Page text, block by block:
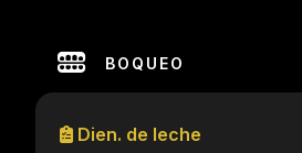
BOQUEO
Dien. de leche